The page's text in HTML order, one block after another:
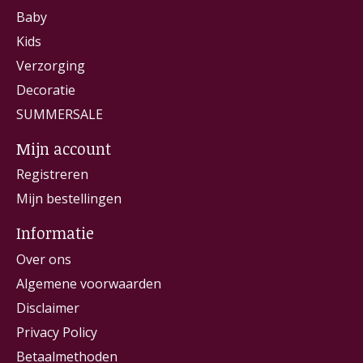
Baby
Kids
Verzorging
Decoratie
SUMMERSALE
Mijn account
Registreren
Mijn bestellingen
Informatie
Over ons
Algemene voorwaarden
Disclaimer
Privacy Policy
Betaalmethoden